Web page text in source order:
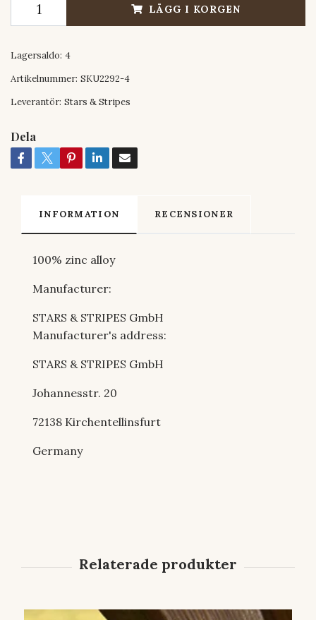
LÄGG I KORGEN
Lagersaldo: 4
Artikelnummer: SKU2292-4
Leverantör: Stars & Stripes
Dela
INFORMATION RECENSIONER
100% zinc alloy
Manufacturer:
STARS & STRIPES GmbH
Manufacturer's address:
STARS & STRIPES GmbH
Johannesstr. 20
72138 Kirchentellinsfurt
Germany